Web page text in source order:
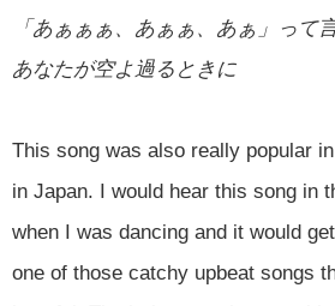
「あぁぁぁ、あぁぁ、あぁ」って
あなたが空よ過るときに
This song was also really popular
in Japan. I would hear this song in
when I was dancing and it would
one of those catchy upbeat songs